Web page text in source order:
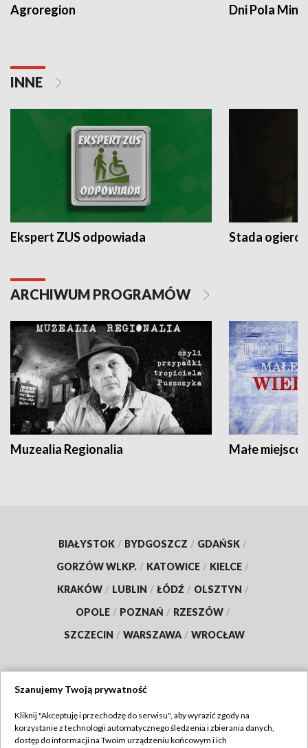
Agroregion Dni Pola
INNE
Ekspert ZUS odpowiada Stada
ARCHIWUM PROGRAMÓW
Muzealia Regionalia Małe
BIAŁYSTOK / BYDGOSZCZ / GDAŃSK /
GORZÓW WLKP. / KATOWICE / KIELCE /
KRAKÓW / LUBLIN / ŁÓDŹ / OLSZTYN /
OPOLE / POZNAŃ / RZESZÓW /
SZCZECIN / WARSZAWA / WROCŁAW
TVP
Szanujemy Twoją prywatność
Kliknij "Akceptuję i przechodzę do serwisu", aby wyrazić zgody na
korzystanie z technologii automatycznego śledzenia i zbierania danych,
dostęp do informacji na Twoim urządzeniu końcowym i ich